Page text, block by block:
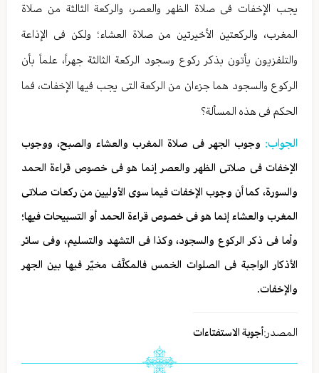
یجب الإخفات فی صلاة الظهر والعصر، والرکعة الثالثة من صلاة
المغرب، والرکعتین الأخیرتین من صلاة العشاء؛ ولکن فی الإذاعة
والتلفزیون یأتون بذکر رکوع وسجود الرکعة الثالثة جهراً، علماً بأن
الرکوع والسجود هما جزءان من الرکعة التی یجب فیها الإخفات، فما
الحکم فی هذه المسألة؟
الجواب: وجوب الجهر فی صلاة المغرب والعشاء والصبح، ووجوب
الإخفات فی صلاتی الظهر والعصر إنما هو فی خصوص قراءة الحمد
والسورة، کما أن وجوب الإخفات فیما سوی الأولیین من رکعات صلاتی
المغرب والعشاء إنما هو فی خصوص قراءة الحمد أو التسبیحات فیها؛
وأما فی ذکر الرکوع والسجود، وکذا فی التشهد والتسلیم، وفی سائر
الأذکار الواجبة فی الصلوات الخمس فالمکلَّف مخیّر فیها بین الجهر
والإخفات.
المصدر:أجوبة الاستفتاءات